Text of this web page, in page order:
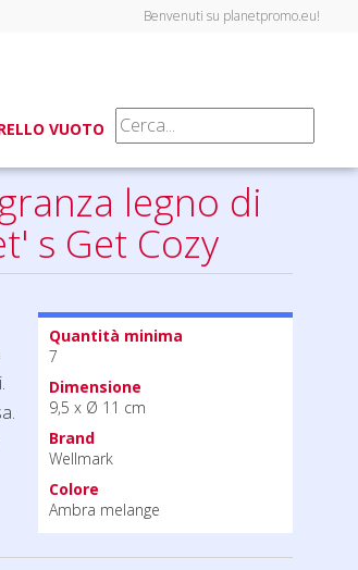
Benvenuti su planetpromo.eu!
VUOTO
legno di
s Get Cozy
Quantità minima
7
Dimensione
9,5 x Ø 11 cm
Brand
Wellmark
Colore
Ambra melange